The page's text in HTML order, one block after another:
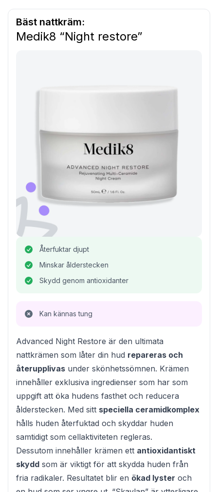
Bäst nattkräm:
Medik8 “Night restore”
Återfuktar djupt
Minskar ålderstecken
Skydd genom antioxidanter
Kan kännas tung
Advanced Night Restore är den ultimata
nattkrämen som låter din hud repareras och
återupplivas under skönhetssömnen. Krämen
innehåller exklusiva ingredienser som har som
uppgift att öka hudens fasthet och reducera
ålderstecken. Med sitt speciella ceramidkomplex
hålls huden återfuktad och skyddar huden
samtidigt som cellaktiviteten regleras.
Dessutom innehåller krämen ett antioxidantiskt
skydd som är viktigt för att skydda huden från
fria radikaler. Resultatet blir en ökad lyster och